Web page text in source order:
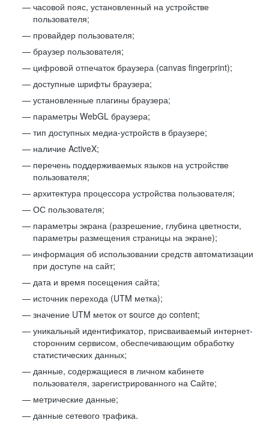
часовой пояс, установленный на устройстве
пользователя;
провайдер пользователя;
браузер пользователя;
цифровой отпечаток браузера (canvas fingerprint);
доступные шрифты браузера;
установленные плагины браузера;
параметры WebGL браузера;
тип доступных медиа-устройств в браузере;
наличие ActiveX;
перечень поддерживаемых языков на устройстве
пользователя;
архитектура процессора устройства пользователя;
ОС пользователя;
параметры экрана (разрешение, глубина цветности,
параметры размещения страницы на экране);
информация об использовании средств автоматизации
при доступе на сайт;
дата и время посещения сайта;
источник перехода (UTM метка);
значение UTM меток от source до content;
уникальный идентификатор, присваиваемый интернет-
сторонним сервисом, обеспечивающим обработку
статистических данных;
данные, содержащиеся в личном кабинете
пользователя, зарегистрированного на Сайте;
метрические данные;
данные сетевого трафика.